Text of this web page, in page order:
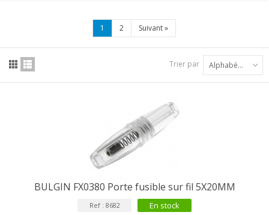
1 2 Suivant»
Trier par Alphabétique : A à Z
BULGIN FX0380 Porte fusible sur fil 5X20MM
Ref : 8682 En stock